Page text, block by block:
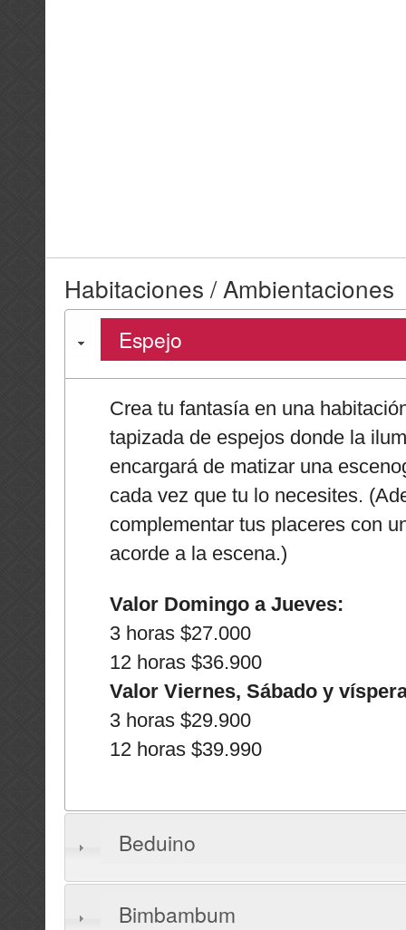
Habitaciones / Ambientaciones
Espejo
Crea tu fantasía en una
tapizada de espejos donde la
encargará de matizar una
cada vez que tu lo necesites.
complementar tus placeres con
acorde a la escena.)
Valor Domingo a Jueves:
3 horas $27.000
12 horas $36.900
Valor Viernes, Sábado y
3 horas $29.900
12 horas $39.990
Beduino
Bimbambum